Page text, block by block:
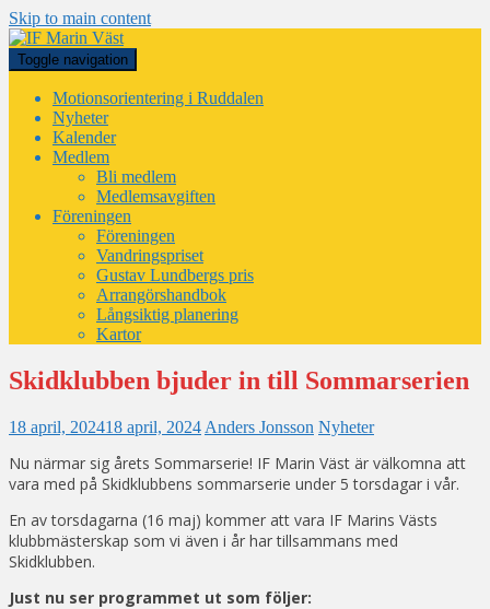
Skip to main content
Toggle navigation
Motionsorientering i Ruddalen
Nyheter
Kalender
Medlem
Bli medlem
Medlemsavgiften
Föreningen
Föreningen
Vandringspriset
Gustav Lundbergs pris
Arrangörshandbok
Långsiktig planering
Kartor
Skidklubben bjuder in till Sommarserien
18 april, 202418 april, 2024 Anders Jonsson Nyheter
Nu närmar sig årets Sommarserie! IF Marin Väst är välkomna att
vara med på Skidklubbens sommarserie under 5 torsdagar i vår.
En av torsdagarna (16 maj) kommer att vara IF Marins Västs
klubbmästerskap som vi även i år har tillsammans med
Skidklubben.
Just nu ser programmet ut som följer: